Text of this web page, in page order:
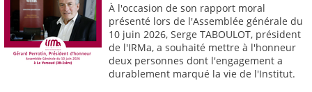
À l'occasion de son rapport moral
présenté lors de l'Assemblée générale du
10 juin 2026, Serge TABOULOT, président
de l'IRMa, a souhaité mettre à l'honneur
deux personnes dont l'engagement a
durablement marqué la vie de l'Institut.